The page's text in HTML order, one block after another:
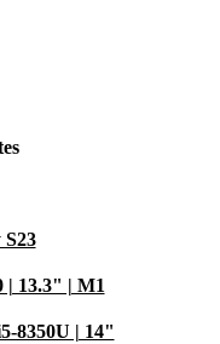
S23
| 13.3" | M1
8350U | 14"